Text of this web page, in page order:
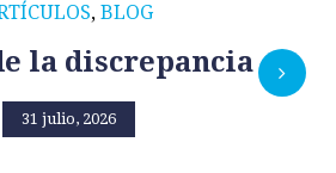
, BLOG
la discrepancia
31 julio, 2026